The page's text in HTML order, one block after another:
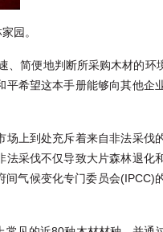
园。
简便地判断所采购木材的
希望这本手册能够向其他企
场上到处充斥着来自非法采
采伐不仅导致大片森林退化
间气候变化专门委员会(IPCC)